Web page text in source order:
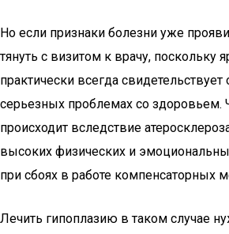
Но если признаки болезни уже
тянуть с визитом к врачу, поскольку
практически всегда
серьезных проблемах со здоровьем.
происходит вследствие
высоких физических и
при сбоях в работе компенсаторных
Лечить гипоплазию в таком случае